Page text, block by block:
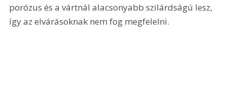
porózus és a vártnál alacsonyabb szilárdságú lesz,
így az elvárásoknak nem fog megfelelni.